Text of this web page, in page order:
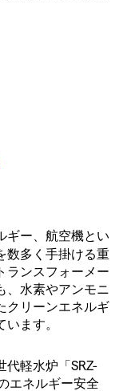
ギー、航空機とい
数多く手掛ける重
ランスフォーメー
、水素やアンモニ
クリーンエネルギ
ます。
代軽水炉「SRZ-
エネルギー安全